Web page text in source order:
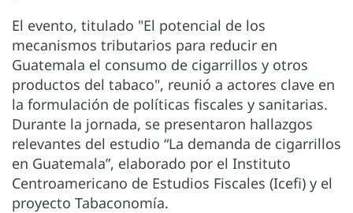
El evento, titulado "El potencial de los
mecanismos tributarios para reducir en
Guatemala el consumo de cigarrillos y otros
productos del tabaco", reunió a actores clave en
la formulación de políticas fiscales y sanitarias.
Durante la jornada, se presentaron hallazgos
relevantes del estudio “La demanda de cigarrillos
en Guatemala”, elaborado por el Instituto
Centroamericano de Estudios Fiscales (Icefi) y el
proyecto Tabaconomía.